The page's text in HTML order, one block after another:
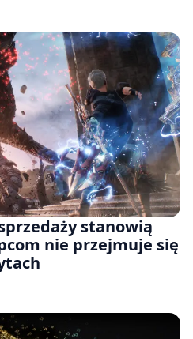
stanowią
nie przejmuje się